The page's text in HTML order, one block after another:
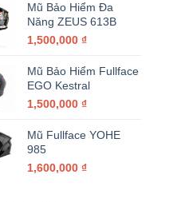
Mũ Bảo Hiểm Đa
Năng ZEUS 613B
1,500,000 ₫
Mũ Bảo Hiểm Fullface
EGO Kestral
1,500,000 ₫
Mũ Fullface YOHE
985
1,600,000 ₫